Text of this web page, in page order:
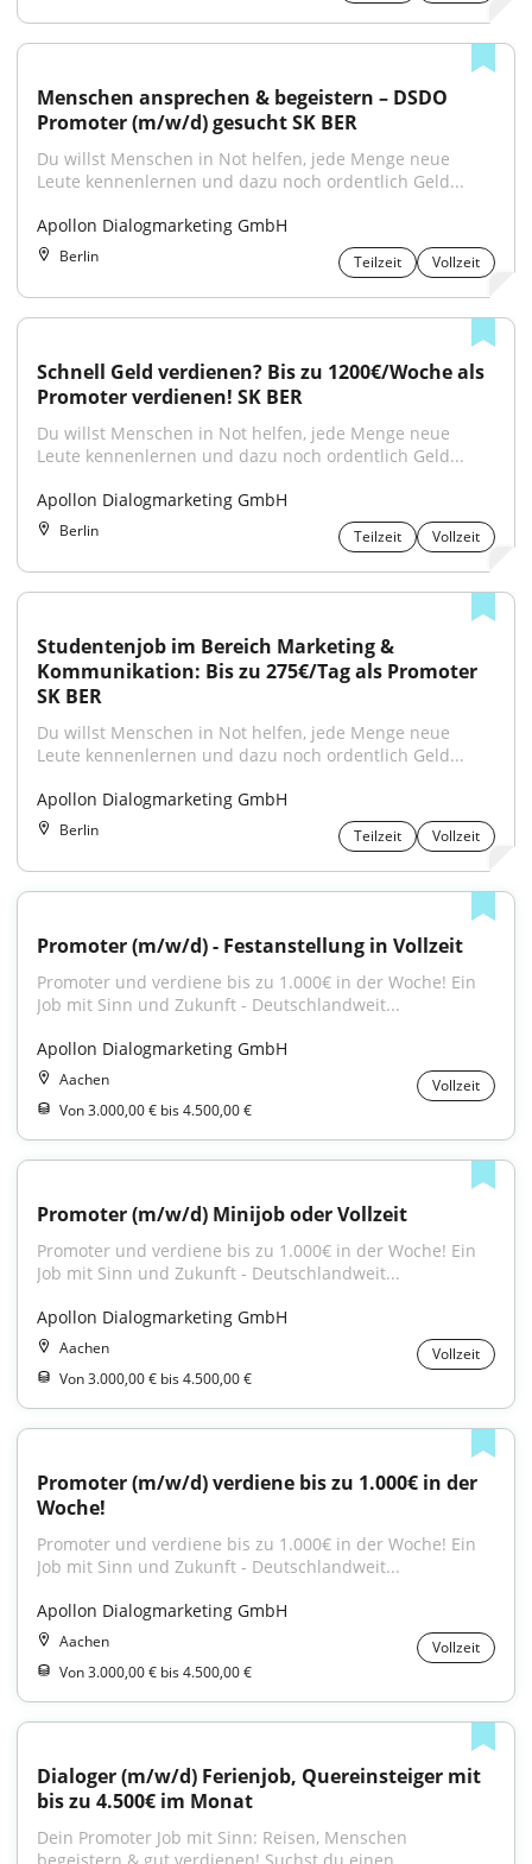
Menschen ansprechen & begeistern – DSDO
Promoter (m/w/d) gesucht SK BER
Du willst Menschen in Not helfen, jede Menge neue
Leute kennenlernen und dazu noch ordentlich Geld...
Apollon Dialogmarketing GmbH
Berlin Teilzeit Vollzeit
Schnell Geld verdienen? Bis zu 1200€/Woche als
Promoter verdienen! SK BER
Du willst Menschen in Not helfen, jede Menge neue
Leute kennenlernen und dazu noch ordentlich Geld...
Apollon Dialogmarketing GmbH
Berlin Teilzeit Vollzeit
Studentenjob im Bereich Marketing &
Kommunikation: Bis zu 275€/Tag als Promoter
SK BER
Du willst Menschen in Not helfen, jede Menge neue
Leute kennenlernen und dazu noch ordentlich Geld...
Apollon Dialogmarketing GmbH
Berlin Teilzeit Vollzeit
Promoter (m/w/d) - Festanstellung in Vollzeit
Promoter und verdiene bis zu 1.000€ in der Woche! Ein
Job mit Sinn und Zukunft - Deutschlandweit...
Apollon Dialogmarketing GmbH
Aachen
Vollzeit
Von 3.000,00 € bis 4.500,00 €
Promoter (m/w/d) Minijob oder Vollzeit
Promoter und verdiene bis zu 1.000€ in der Woche! Ein
Job mit Sinn und Zukunft - Deutschlandweit...
Apollon Dialogmarketing GmbH
Aachen
Vollzeit
Von 3.000,00 € bis 4.500,00 €
Promoter (m/w/d) verdiene bis zu 1.000€ in der
Woche!
Promoter und verdiene bis zu 1.000€ in der Woche! Ein
Job mit Sinn und Zukunft - Deutschlandweit...
Apollon Dialogmarketing GmbH
Aachen
Vollzeit
Von 3.000,00 € bis 4.500,00 €
Dialoger (m/w/d) Ferienjob, Quereinsteiger mit
bis zu 4.500€ im Monat
Dein Promoter Job mit Sinn: Reisen, Menschen